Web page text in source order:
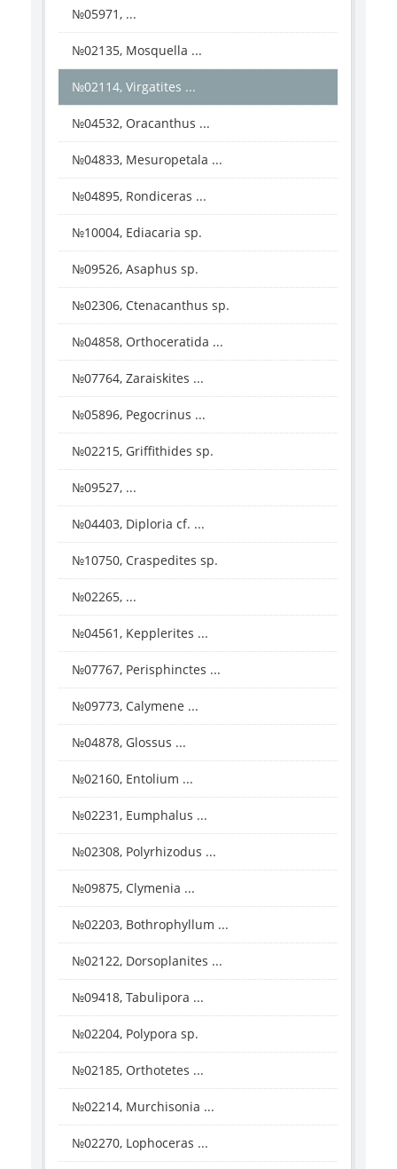
№05971, ...
№02135, Mosquella ...
№02114, Virgatites ...
№04532, Oracanthus ...
№04833, Mesuropetala ...
№04895, Rondiceras ...
№10004, Ediacaria sp.
№09526, Asaphus sp.
№02306, Ctenacanthus sp.
№04858, Orthoceratida ...
№07764, Zaraiskites ...
№05896, Pegocrinus ...
№02215, Griffithides sp.
№09527, ...
№04403, Diploria cf. ...
№10750, Craspedites sp.
№02265, ...
№04561, Kepplerites ...
№07767, Perisphinctes ...
№09773, Calymene ...
№04878, Glossus ...
№02160, Entolium ...
№02231, Eumphalus ...
№02308, Polyrhizodus ...
№09875, Clymenia ...
№02203, Bothrophyllum ...
№02122, Dorsoplanites ...
№09418, Tabulipora ...
№02204, Polypora sp.
№02185, Orthotetes ...
№02214, Murchisonia ...
№02270, Lophoceras ...